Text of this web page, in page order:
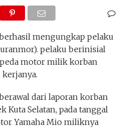
mengungkap pelaku
pelaku berinisial
motor milik korban
dari laporan korban
Kuta Selatan, pada tanggal
Yamaha Mio miliknya